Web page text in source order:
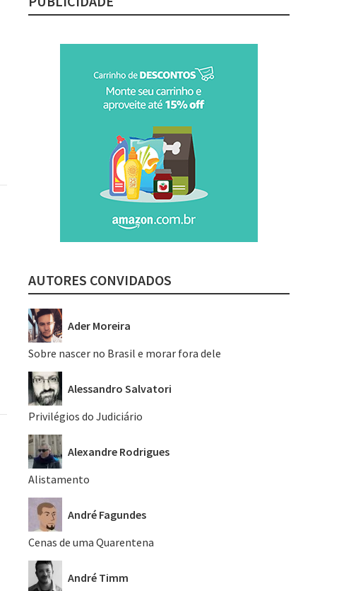
AUTORES CONVIDADOS
Ader Moreira
Sobre nascer no Brasil e morar fora dele
Alessandro Salvatori
Privilégios do Judiciário
Alexandre Rodrigues
Alistamento
André Fagundes
Cenas de uma Quarentena
André Timm